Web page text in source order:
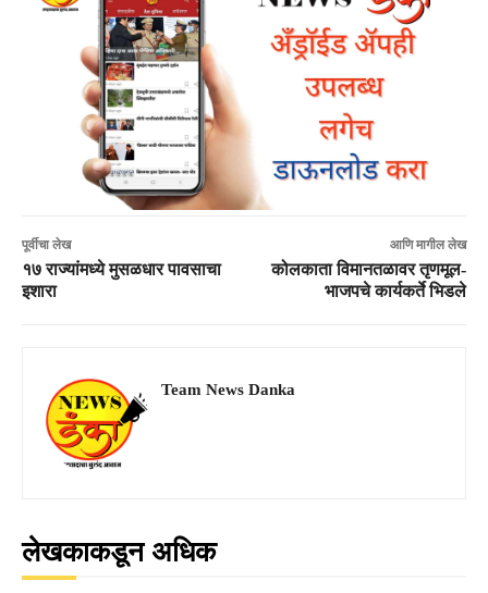
पूर्वीचा लेख
१७ राज्यांमध्ये मुसळधार पावसाचा
इशारा
आणि मागील लेख
कोलकाता विमानतळावर तृणमूल-
भाजपचे कार्यकर्ते भिडले
Team News Danka
लेखकाकडून अधिक